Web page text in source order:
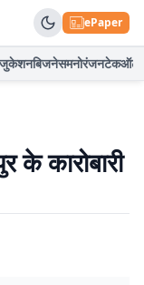
ePaper
बिजनेसमनोरंजनटेकऑटो
कारोबारी